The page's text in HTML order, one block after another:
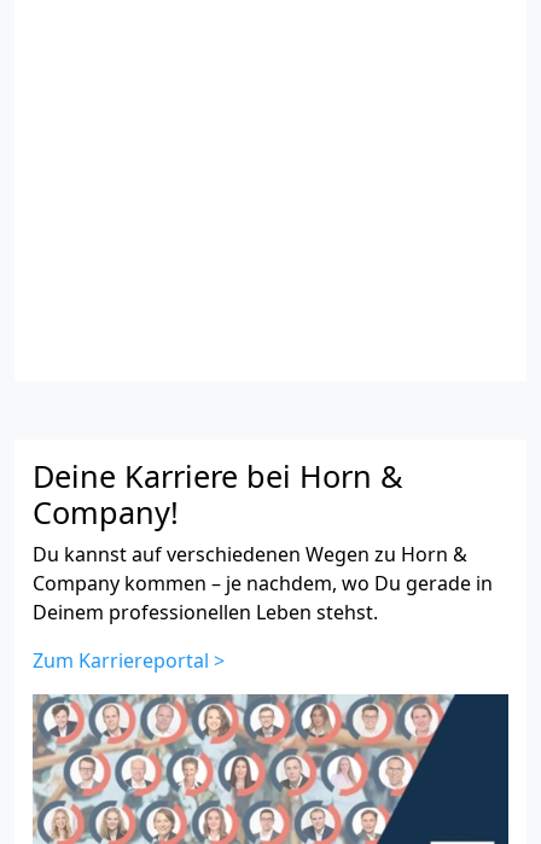
Deine Karriere bei Horn &
Company!
Du kannst auf verschiedenen Wegen zu Horn &
Company kommen – je nachdem, wo Du gerade in
Deinem professionellen Leben stehst.
Zum Karriereportal >